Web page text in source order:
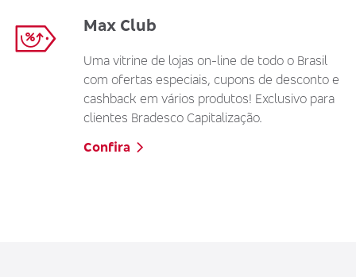
Max Club
Uma vitrine de lojas on-line de todo o Brasil
com ofertas especiais, cupons de desconto e
cashback em vários produtos! Exclusivo para
clientes Bradesco Capitalização.
Confira